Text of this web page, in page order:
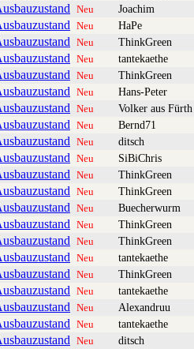
Neu Joachim
Neu HaPe
Neu ThinkGreen
Neu tantekaethe
Neu ThinkGreen
Neu Hans-Peter
Neu Volker aus Fürth
Neu Bernd71
Neu ditsch
Neu SiBiChris
Neu ThinkGreen
Neu ThinkGreen
Neu Buecherwurm
Neu ThinkGreen
Neu ThinkGreen
Neu tantekaethe
Neu ThinkGreen
Neu tantekaethe
Neu Alexandruu
Neu tantekaethe
Neu ditsch